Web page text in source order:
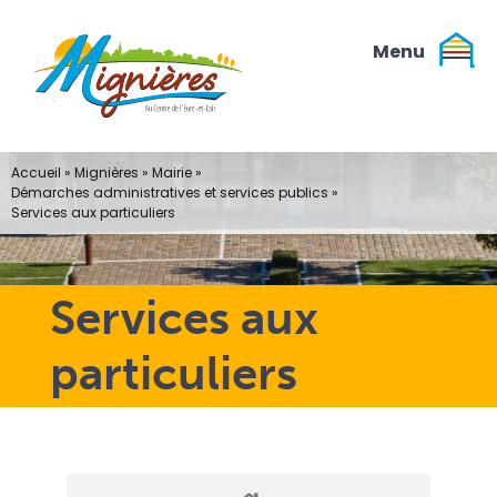
contenu
Services aux
particuliers
Accueil » Mignières » Mairie»
Démarches administratives et services publics »
Services aux particuliers